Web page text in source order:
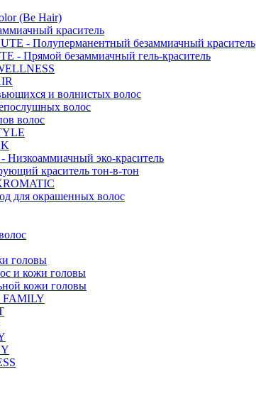
(Be Hair)
краситель
- Полуперманентный безаммиачный краситель
- Прямой безаммиачный гель-краситель
и волнистых волос
волос
волос
эко-краситель
краситель тон-в-тон
для окрашенных волос
головы
и кожи головы
кожи головы